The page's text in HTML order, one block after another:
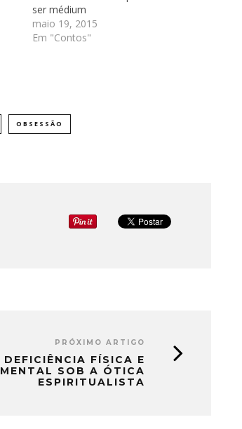
ser médium
maio 19, 2015
Em "Contos"
OBSESSÃO
PRÓXIMO ARTIGO
DEFICIÊNCIA FÍSICA E
MENTAL SOB A ÓTICA
ESPIRITUALISTA